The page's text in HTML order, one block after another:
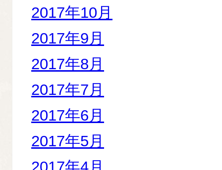
2017年10月
2017年9月
2017年8月
2017年7月
2017年6月
2017年5月